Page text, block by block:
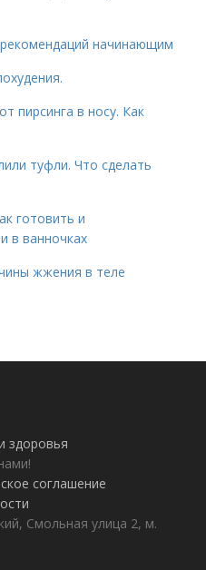
начинающим
пирсинга в носу. Как
туфли. Что сделать
готовить и
в ванночках
жжения в теле
здоровья
соглашение
Смольная улица 2, м.